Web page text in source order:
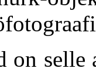
on selle